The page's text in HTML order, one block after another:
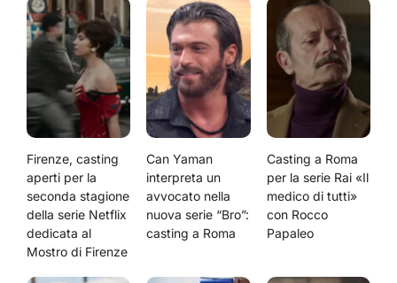
Firenze, casting
aperti per la
seconda stagione
della serie Netflix
dedicata al
Mostro di Firenze
Can Yaman
interpreta un
avvocato nella
nuova serie “Bro”:
casting a Roma
Casting a Roma
per la serie Rai «Il
medico di tutti»
con Rocco
Papaleo